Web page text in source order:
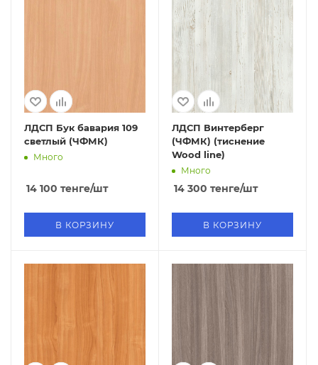
ЛДСП Бук бавария 109
светлый (ЧФМК)
Много
14 100 тенге/шт
В КОРЗИНУ
ЛДСП Винтерберг
(ЧФМК) (тиснение
Wood line)
Много
14 300 тенге/шт
В КОРЗИНУ